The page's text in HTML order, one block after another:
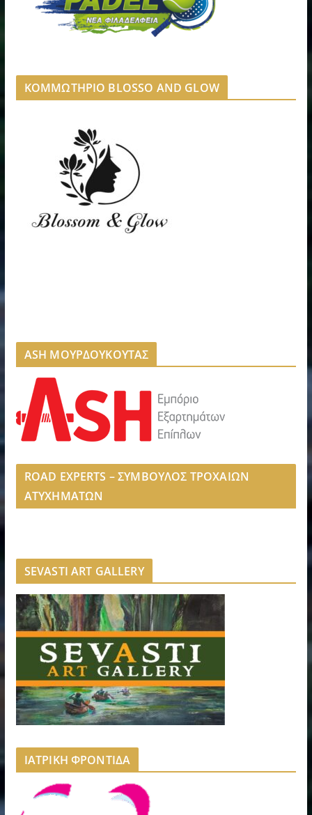
ΚΟΜΜΩΤΗΡΙΟ BLOSSO AND GLOW
ASH ΜΟΥΡΔΟΥΚΟΥΤΑΣ
ROAD EXPERTS – ΣΥΜΒΟΥΛΟΣ ΤΡΟΧΑΙΩΝ
ΑΤΥΧΗΜΑΤΩΝ
SEVASTI ART GALLERY
ΙΑΤΡΙΚΗ ΦΡΟΝΤΙΔΑ